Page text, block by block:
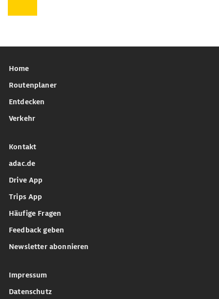
Home
Routenplaner
Entdecken
Verkehr
Kontakt
adac.de
Drive App
Trips App
Häufige Fragen
Feedback geben
Newsletter abonnieren
Impressum
Datenschutz